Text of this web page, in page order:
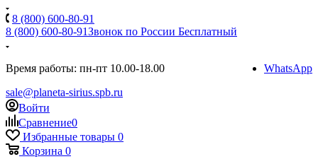
8 (800) 600-80-91
8 (800) 600-80-91Звонок по России Бесплатный
Время работы: пн-пт 10.00-18.00
sale@planeta-sirius.spb.ru
WhatsApp
Войти
Сравнение0
Избранные товары 0
Корзина 0